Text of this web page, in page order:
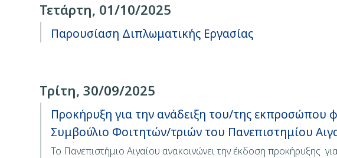
Τετάρτη, 01/10/2025
Παρουσίαση Διπλωματικής Εργασίας
Τρίτη, 30/09/2025
Προκήρυξη για την ανάδειξη του/της εκπροσώπου
Συμβούλιο Φοιτητών/τριών του Πανεπιστημίου
Το Πανεπιστήμιο Αιγαίου ανακοινώνει την έκδοση προκήρυξης